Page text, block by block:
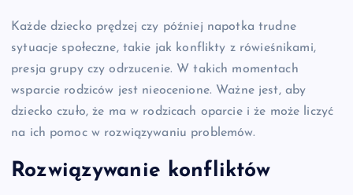
Każde dziecko prędzej czy później napotka trudne
sytuacje społeczne, takie jak konflikty z rówieśnikami,
presja grupy czy odrzucenie. W takich momentach
wsparcie rodziców jest nieocenione. Ważne jest, aby
dziecko czuło, że ma w rodzicach oparcie i że może liczyć
na ich pomoc w rozwiązywaniu problemów.
Rozwiązywanie konfliktów